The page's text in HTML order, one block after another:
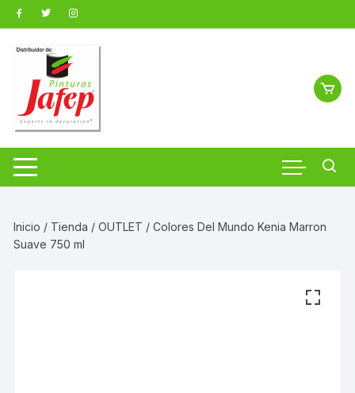
Saltar
al
contenido
Inicio / Tienda /OUTLET / Colores Del Mundo Kenia Marron
Suave 750 ml